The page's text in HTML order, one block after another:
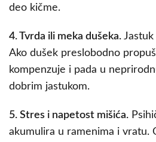
deo kičme.
4. Tvrda ili meka dušeka.
Ako dušek preslobodno
kompenzuje i pada u
dobrim jastukom.
5. Stres i napetost mišića.
akumulira u ramenima i vratu.